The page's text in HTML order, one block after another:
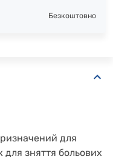
Безкоштовно
для
для зняття больових